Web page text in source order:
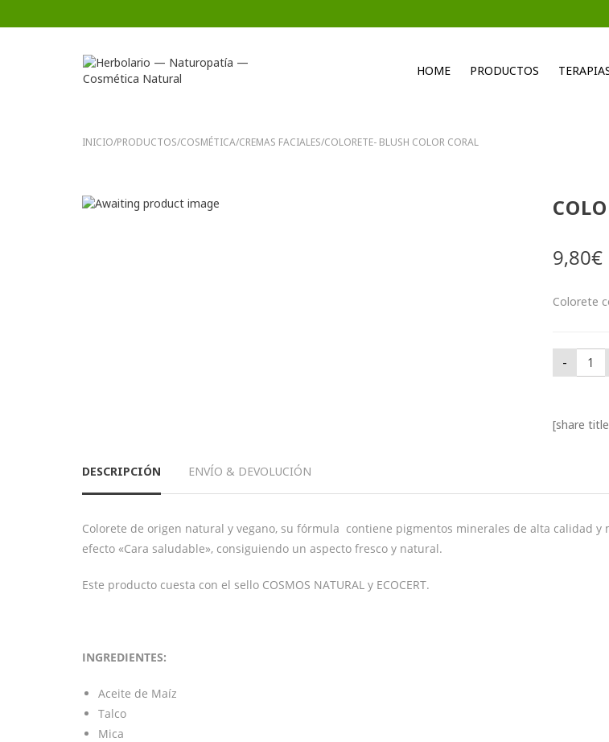
HOME PRODUCTOS
INICIO/PRODUCTOS/COSMÉTICA/CREMAS FACIALES/COLORETE- BLUSH COLOR CORAL
9,80€
Colorete
-
[share
DESCRIPCIÓN ENVÍO & DEVOLUCIÓN
Colorete de origen natural y vegano, su fórmula contiene pigmentos minerales de alta calidad
efecto «Cara saludable», consiguiendo un aspecto fresco y natural.
Este producto cuesta con el sello COSMOS NATURAL y ECOCERT.
INGREDIENTES:
Aceite de Maíz
Talco
Mica